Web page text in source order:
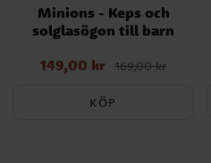
Minions - Keps och
solglasögon till barn
Nuvarande pris:
149,00 kr Tidigare pris
149,00 kr 169,00 kr
KÖP